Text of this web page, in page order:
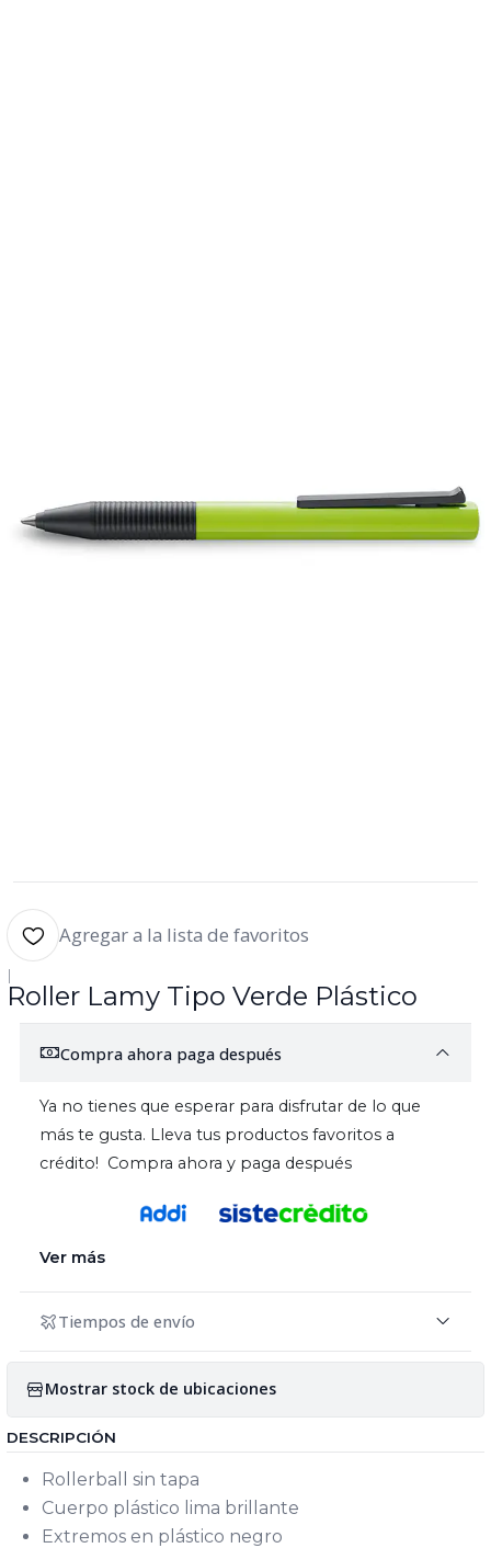
Agregar a la lista de favoritos
|
Roller Lamy Tipo Verde Plástico
Compra ahora paga después
Ya no tienes que esperar para disfrutar de lo que
más te gusta. Lleva tus productos favoritos a
crédito! Compra ahora y paga después
Ver más
Tiempos de envío
Mostrar stock de ubicaciones
DESCRIPCIÓN
Rollerball sin tapa
Cuerpo plástico lima brillante
Extremos en plástico negro